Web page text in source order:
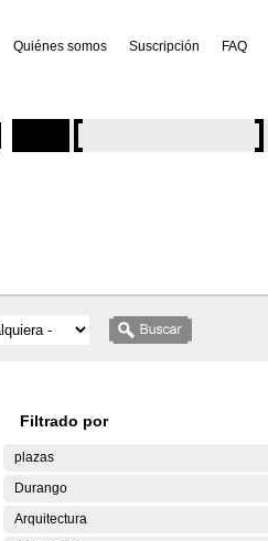
Quiénes somos Suscripción FAQ
Filtrado por
plazas
Durango
Arquitectura